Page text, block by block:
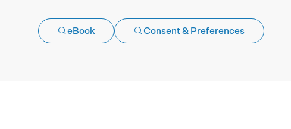
eBook Consent & Preferences